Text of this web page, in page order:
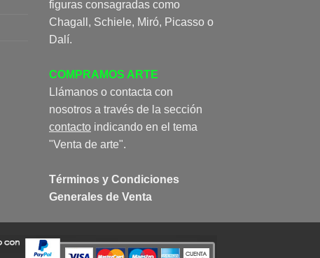
figuras consagradas como
Chagall, Schiele, Miró, Picasso o
Dalí.
COMPRAMOS ARTE
Llámanos o contacta con
nosotros a través de la sección
contacto indicando en el tema
"Venta de arte".
Términos y Condiciones
Generales de Venta